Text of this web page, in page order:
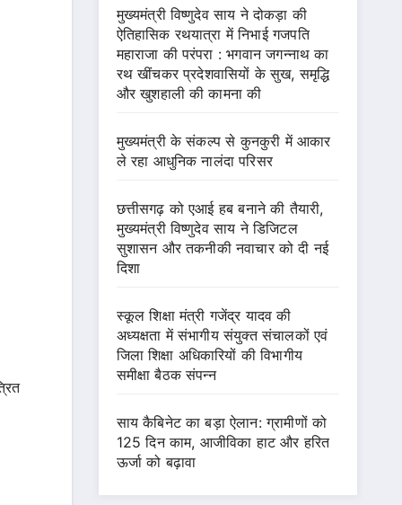
मुख्यमंत्री विष्णुदेव साय ने दोकड़ा की
ऐतिहासिक रथयात्रा में निभाई गजपति
महाराजा की परंपरा : भगवान जगन्नाथ का
रथ खींचकर प्रदेशवासियों के सुख, समृद्धि
और खुशहाली की कामना की
मुख्यमंत्री के संकल्प से कुनकुरी में आकार
ले रहा आधुनिक नालंदा परिसर
छत्तीसगढ़ को एआई हब बनाने की तैयारी,
मुख्यमंत्री विष्णुदेव साय ने डिजिटल
सुशासन और तकनीकी नवाचार को दी नई
दिशा
स्कूल शिक्षा मंत्री गजेंद्र यादव की
अध्यक्षता में संभागीय संयुक्त संचालकों एवं
जिला शिक्षा अधिकारियों की विभागीय
समीक्षा बैठक संपन्न
साय कैबिनेट का बड़ा ऐलान: ग्रामीणों को
125 दिन काम, आजीविका हाट और हरित
ऊर्जा को बढ़ावा